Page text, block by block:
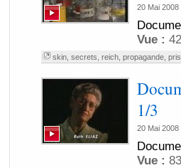
20 Mai 2008
Vue :
skin, secrets reich, propagande,
1/3
20 Mai 2008
Vue :